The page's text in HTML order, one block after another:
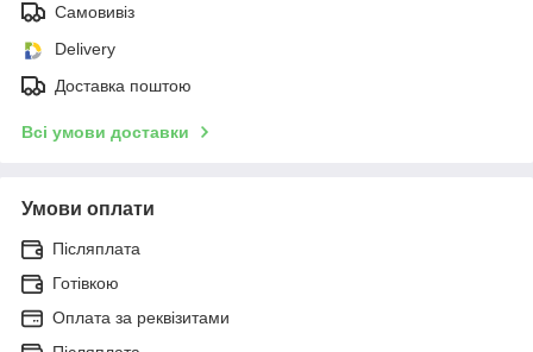
Самовивіз
Delivery
Доставка поштою
Всі умови доставки
Умови оплати
Післяплата
Готівкою
Оплата за реквізитами